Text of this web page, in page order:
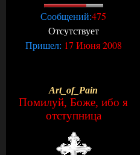
Сообщений:475
Отсутствует
Пришел: 17 Июня 2008
Art_of_Pain
Помилуй, Боже, ибо я
отступница